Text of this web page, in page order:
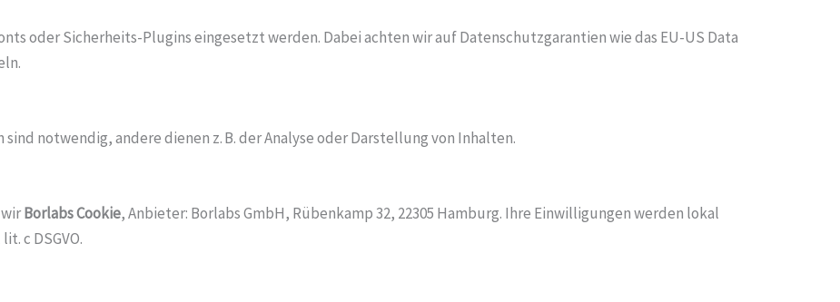
oder Sicherheits-Plugins eingesetzt werden. Dabei achten wir auf Datenschutzgarantien wie das EU-US Data
notwendig, andere dienen z. B. der Analyse oder Darstellung von Inhalten.
Borlabs Cookie, Anbieter: Borlabs GmbH, Rübenkamp 32, 22305 Hamburg. Ihre Einwilligungen werden lokal
c DSGVO.